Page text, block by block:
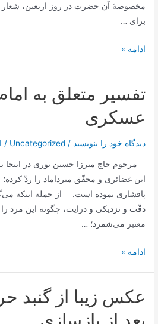
ائمه
علیهم
مخصوصۀ آن حضرت در روز اربعین،
برای …
اختصاص
سیّدالشّهدا
السّلام
شعار
است
ادامه »
تفسیر متعلق به
عسکری
دیدگاه‌ خود را بنویسید /
Uncategorized
/
مرحوم حاج میرزا حسین نورى در اینجا
ابن غضائرى و محقّق میرداماد را ردّ كرده؛ و
پافشارى نموده است. از جمله اینكه
دقّت و نزدیكى و درایت، چگونه این مرد را
معتبر مى‌شمرد؛ …
تفسیر
امام
ادامه »
عکس زیبا از گنبد